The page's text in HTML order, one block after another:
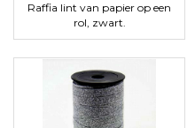
Raffia lint van papier op een
rol, zwart.